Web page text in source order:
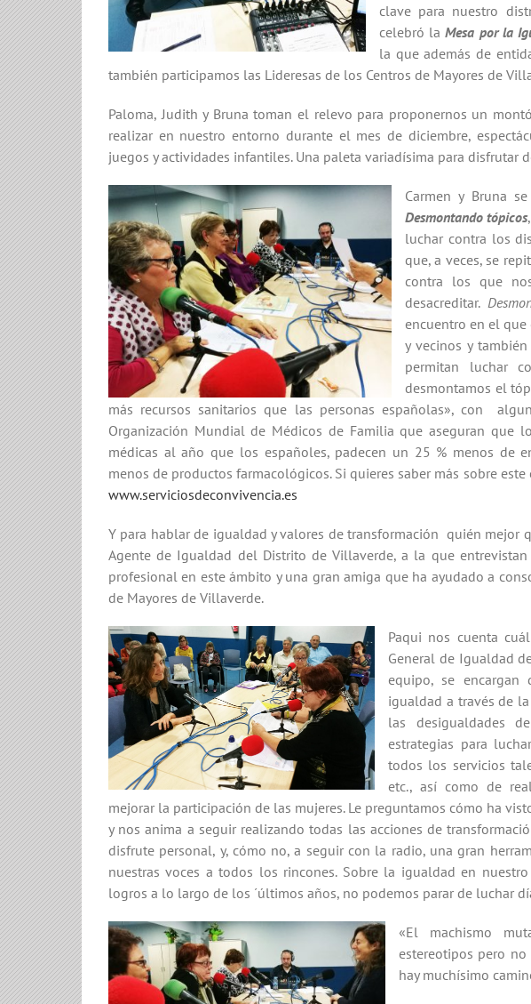
clave para nuestro
celebró laMesa por la
la que además de
también participamos las Lideresas de los Centros de Mayores de
Paloma, Judith y Bruna toman el relevo para proponernos un
realizar en nuestro entorno durante el mes de diciembre,
juegos y actividades infantiles. Una paleta variadísima para disfrutar
Carmen y Bruna
Desmontando tópicos
luchar contra los
que, a veces, se
contra los que
desacreditar.
encuentro en el
y vecinos y
permitan luchar
desmontamos el
más recursos sanitarios que las personas españolas», con
Organización Mundial de Médicos de Familia que aseguran que
médicas al año que los españoles, padecen un 25 % menos de
menos de productos farmacológicos. Si quieres saber más sobre
www.serviciosdeconvivencia.es
Y para hablar de igualdad y valores de transformación quién mejor
Agente de Igualdad del Distrito de Villaverde, a la que entrevistan
profesional en este ámbito y una gran amiga que ha ayudado a
de Mayores de Villaverde.
Paqui nos cuenta
General de Igualdad
equipo, se
igualdad a través de
las desigualdades
estrategias para
todos los servicios
etc., así como de
mejorar la participación de las mujeres. Le preguntamos cómo ha
y nos anima a seguir realizando todas las acciones de
disfrute personal, y, cómo no, a seguir con la radio, una gran
nuestras voces a todos los rincones. Sobre la igualdad en
logros a lo largo de los ´últimos años, no podemos parar de luchar
«El machismo
estereotipos pero no
hay muchísimo